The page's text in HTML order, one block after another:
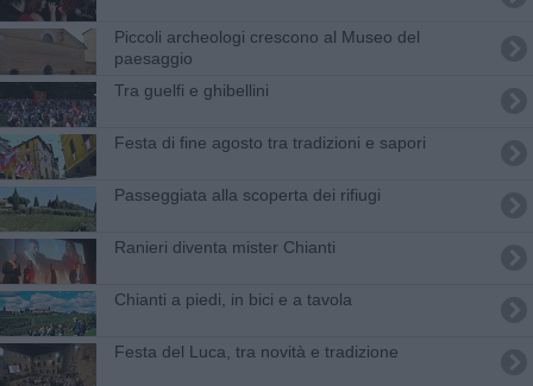
Piccoli archeologi crescono al Museo del
paesaggio
Tra guelfi e ghibellini
Festa di fine agosto tra tradizioni e sapori
Passeggiata alla scoperta dei rifiugi
Ranieri diventa mister Chianti
Chianti a piedi, in bici e a tavola
Festa del Luca, tra novità e tradizione